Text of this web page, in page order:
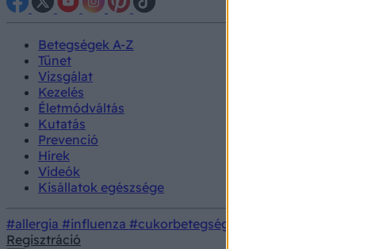
Betegségek A-Z
Tünet
Vizsgálat
Kezelés
Életmódváltás
Kutatás
Prevenció
Hírek
Videók
Kisállatok egészsége
#allergia #influenza #cukorbetegség
Regisztráció